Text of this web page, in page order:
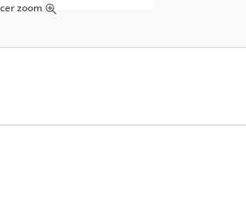
zoom